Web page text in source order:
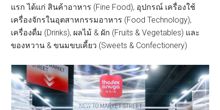
แรก ได้แก่ สินค้าอาหาร (Fine Food), อุปกรณ์ เครื่องใช้
เครื่องจักรในอุตสาหกรรมอาหาร (Food Technology),
เครื่องดื่ม (Drinks), ผลไม้ & ผัก (Fruits & Vegetables) และ
ของหวาน & ขนมขบเคี้ยว (Sweets & Confectionery)